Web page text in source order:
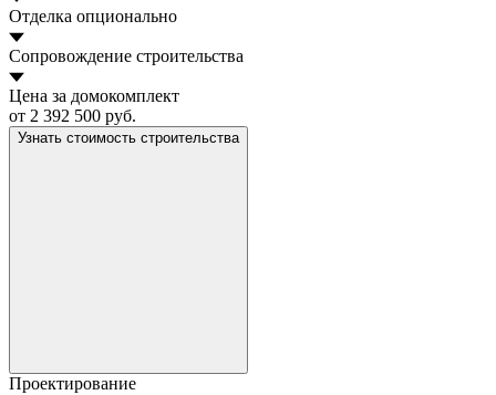
Отделка опционально
Сопровождение строительства
Цена за домокомплект
от 2 392 500 руб.
Узнать стоимость строительства
Проектирование